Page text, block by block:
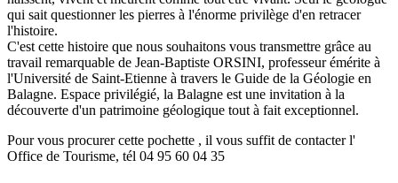
qui sait questionner les pierres à l'énorme privilège d'en retracer
l'histoire.
C'est cette histoire que nous souhaitons vous transmettre grâce au
travail remarquable de Jean-Baptiste ORSINI, professeur émérite à
l'Université de Saint-Etienne à travers le Guide de la Géologie en
Balagne. Espace privilégié, la Balagne est une invitation à la
découverte d'un patrimoine géologique tout à fait exceptionnel.
Pour vous procurer cette pochette , il vous suffit de contacter l'
Office de Tourisme, tél 04 95 60 04 35